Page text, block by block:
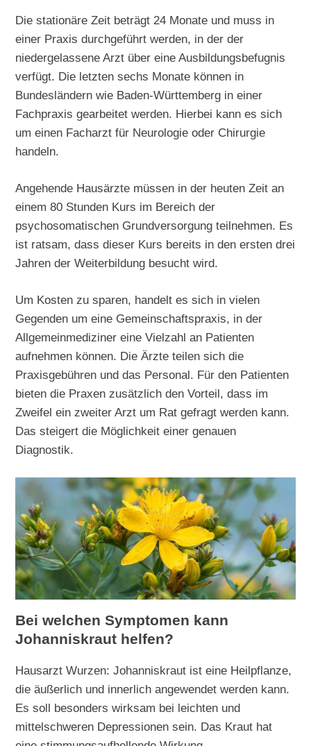
Die stationäre Zeit beträgt 24 Monate und muss in
einer Praxis durchgeführt werden, in der der
niedergelassene Arzt über eine Ausbildungsbefugnis
verfügt. Die letzten sechs Monate können in
Bundesländern wie Baden-Württemberg in einer
Fachpraxis gearbeitet werden. Hierbei kann es sich
um einen Facharzt für Neurologie oder Chirurgie
handeln.
Angehende Hausärzte müssen in der heuten Zeit an
einem 80 Stunden Kurs im Bereich der
psychosomatischen Grundversorgung teilnehmen. Es
ist ratsam, dass dieser Kurs bereits in den ersten drei
Jahren der Weiterbildung besucht wird.
Um Kosten zu sparen, handelt es sich in vielen
Gegenden um eine Gemeinschaftspraxis, in der
Allgemeinmediziner eine Vielzahl an Patienten
aufnehmen können. Die Ärzte teilen sich die
Praxisgebühren und das Personal. Für den Patienten
bieten die Praxen zusätzlich den Vorteil, dass im
Zweifel ein zweiter Arzt um Rat gefragt werden kann.
Das steigert die Möglichkeit einer genauen
Diagnostik.
Bei welchen Symptomen kann
Johanniskraut helfen?
Hausarzt Wurzen: Johanniskraut ist eine Heilpflanze,
die äußerlich und innerlich angewendet werden kann.
Es soll besonders wirksam bei leichten und
mittelschweren Depressionen sein. Das Kraut hat